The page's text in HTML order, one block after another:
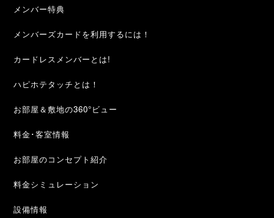
メンバー特典
メンバーズカードを利用するには！
カードレスメンバーとは!
ハピホテタッチとは！
お部屋＆敷地の360°ビュー
料金･客室情報
お部屋のコンセプト紹介
料金シミュレーション
設備情報